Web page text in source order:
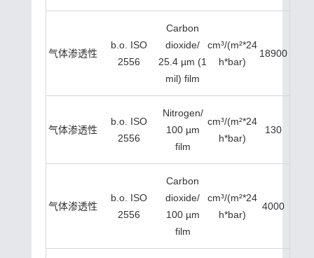
气体渗透性
b.o. ISO
2556
Carbon
dioxide/
25.4 µm (1
mil) film
cm³/(m²*24
h*bar)
18900
气体渗透性
b.o. ISO
2556
Nitrogen/
100 µm
film
cm³/(m²*24
h*bar)
130
气体渗透性
b.o. ISO
2556
Carbon
dioxide/
100 µm
film
cm³/(m²*24
h*bar)
4000